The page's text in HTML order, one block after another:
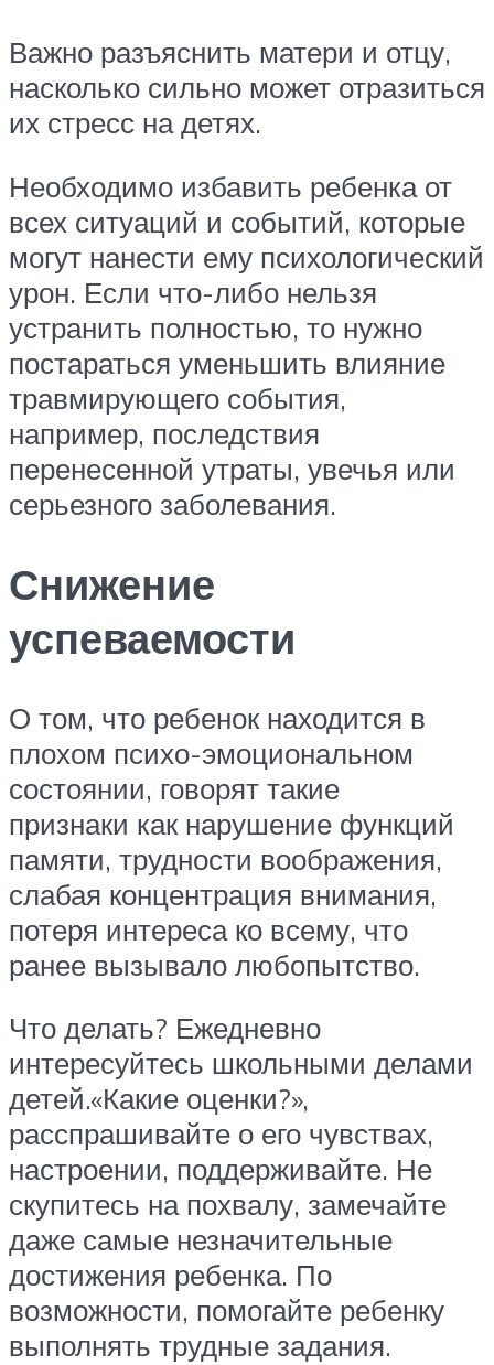
Важно разъяснить матери и отцу,
насколько сильно может отразиться
их стресс на детях.
Необходимо избавить ребенка от
всех ситуаций и событий, которые
могут нанести ему психологический
урон. Если что-либо нельзя
устранить полностью, то нужно
постараться уменьшить влияние
травмирующего события,
например, последствия
перенесенной утраты, увечья или
серьезного заболевания.
Снижение
успеваемости
О том, что ребенок находится в
плохом психо-эмоциональном
состоянии, говорят такие
признаки как нарушение функций
памяти, трудности воображения,
слабая концентрация внимания,
потеря интереса ко всему, что
ранее вызывало любопытство.
Что делать? Ежедневно
интересуйтесь школьными делами
детей.«Какие оценки?»,
расспрашивайте о его чувствах,
настроении, поддерживайте. Не
скупитесь на похвалу, замечайте
даже самые незначительные
достижения ребенка. По
возможности, помогайте ребенку
выполнять трудные задания.